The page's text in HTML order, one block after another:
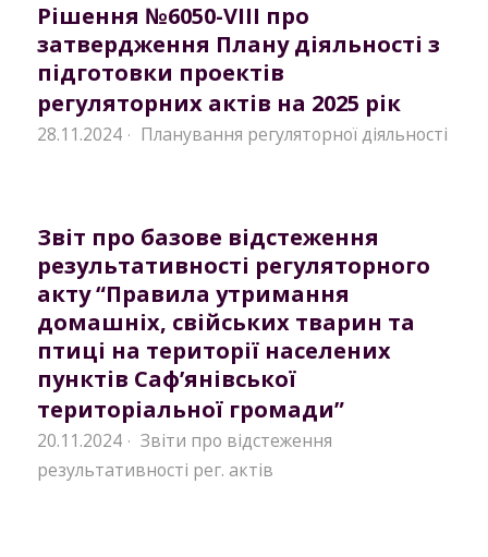
Рішення №6050-VIII про
затвердження Плану діяльності з
підготовки проектів
регуляторних актів на 2025 рік
28.11.2024 · Планування регуляторної діяльності
Звіт про базове відстеження
результативності регуляторного
акту “Правила утримання
домашніх, свійських тварин та
птиці на території населених
пунктів Саф’янівської
територіальної громади”
20.11.2024 · Звіти про відстеження
результативності рег. актів